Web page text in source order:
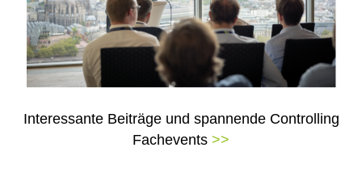
Interessante Beiträge und spannende Controlling
Fachevents >>